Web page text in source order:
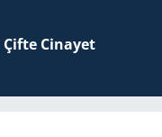
Çifte Ci­na­yet